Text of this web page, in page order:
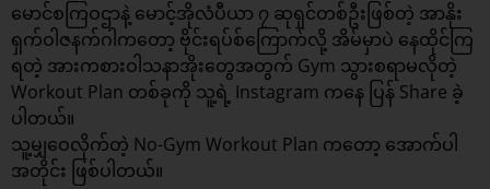
မောင်စကြဝဌာနဲ့ မောင့်အိုလံပီယာ ၇ ဆုရှင်တစ်ဦးဖြစ်တဲ့ အာနိုး
ရှက်ဝါဇနက်ဂါကတော့ ဗိုင်းရပ်စ်ကြောက်လို့ အိမ်မှာပဲ နေထိုင်ကြ
ရတဲ့ အားကစားဝါသနာအိုးတွေအတွက် Gym သွားစရာမလိုတဲ့
Workout Plan တစ်ခုကို သူ့ရဲ့ Instagram ကနေ ပြန် Share ခဲ့
ပါတယ်။
သူ့မျှဝေလိုက်တဲ့ No-Gym Workout Plan ကတော့ အောက်ပါ
အတိုင်း ဖြစ်ပါတယ်။